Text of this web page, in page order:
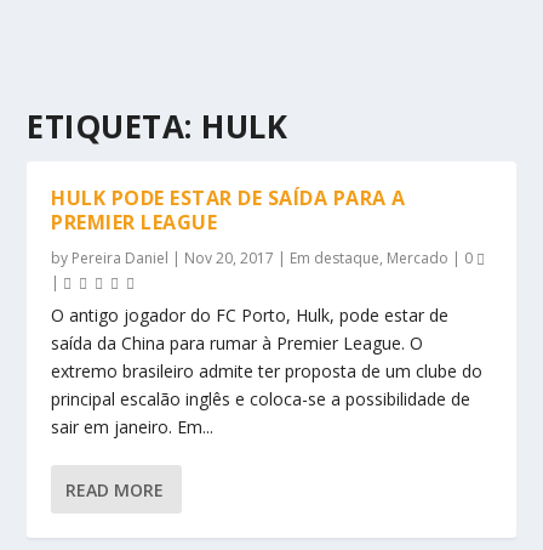
ETIQUETA: HULK
HULK PODE ESTAR DE SAÍDA PARA A
PREMIER LEAGUE
by Pereira Daniel | Nov 20, 2017 | Em destaque, Mercado | 0
|
O antigo jogador do FC Porto, Hulk, pode estar de
saída da China para rumar à Premier League. O
extremo brasileiro admite ter proposta de um clube do
principal escalão inglês e coloca-se a possibilidade de
sair em janeiro. Em...
READ MORE